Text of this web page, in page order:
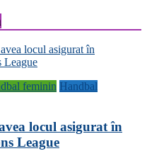
feminin Handbal
locul asigurat în
League